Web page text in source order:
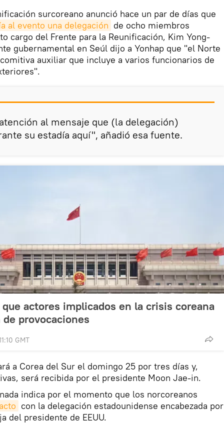
surcoreano anunció hace un par de días que
al evento una delegación de ocho miembros
cargo del Frente para la Reunificación, Kim Yong-
gubernamental en Seúl dijo a Yonhap que "el Norte
auxiliar que incluye a varios funcionarios de
al mensaje que (la delegación)
su estadía aquí", añadió esa fuente.
actores implicados en la crisis coreana
provocaciones
GMT
a Corea del Sur el domingo 25 por tres días y,
será recibida por el presidente Moon Jae-in.
indica por el momento que los norcoreanos
con la delegación estadounidense encabezada por
del presidente de EEUU.